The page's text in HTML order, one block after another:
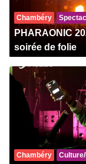
Chambéry
PHARAONIC
soirée de folie
Chambéry